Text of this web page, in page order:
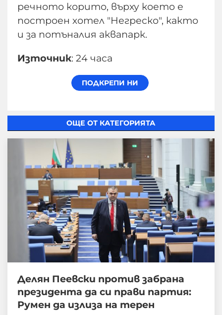
речното корито, върху което е
построен хотел "Негреско", както
и за потъналия аквапарк.
Източник: 24 часа
ОЩЕ ОТ КАТЕГОРИЯТА
Делян Пеевски против забрана
президента да си прави партия:
Румен да излиза на терен